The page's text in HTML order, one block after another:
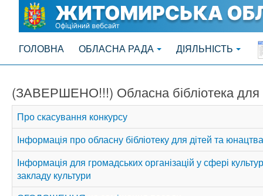
ГОЛОВНА ОБЛАСНА РАДА ДІЯЛЬНІСТЬ
(ЗАВЕРШЕНО!!!) Обласна бібліотека для
Про скасування конкурсу
Інформація про обласну бібліотеку для дітей та
Інформація для громадських організацій у сфері
закладу культури